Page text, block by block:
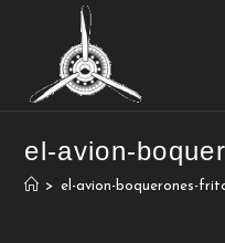
el-avion-
> el-avion-boquerones-